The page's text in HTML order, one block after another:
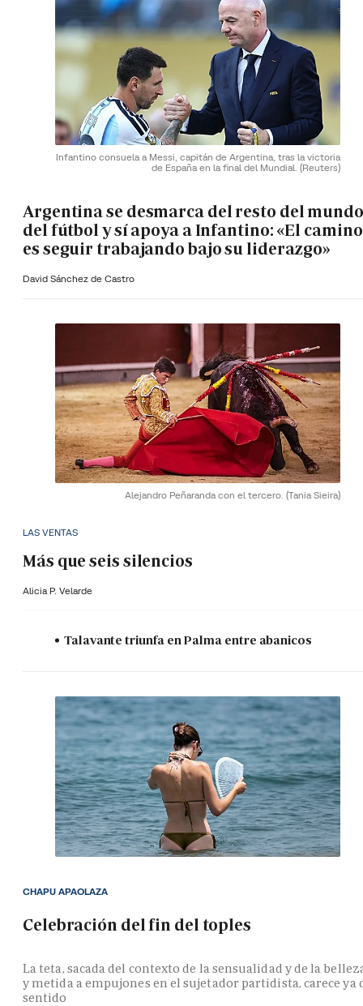
Infantino consuela a Messi, capitán de Argentina, tras la victoria
de España en la final del Mundial. (Reuters)
Argentina se desmarca del resto del mundo
del fútbol y sí apoya a Infantino: «El camino
es seguir trabajando bajo su liderazgo»
David Sánchez de Castro
Alejandro Peñaranda con el tercero. (Tania Sieira)
LAS VENTAS
Más que seis silencios
Alicia P. Velarde
Talavante triunfa en Palma entre abanicos
Celebración del fin del toples
La teta, sacada del contexto de la sensualidad y de la
y metida a empujones en el sujetador partidista, carece ya
sentido
CHAPU APAOLAZA